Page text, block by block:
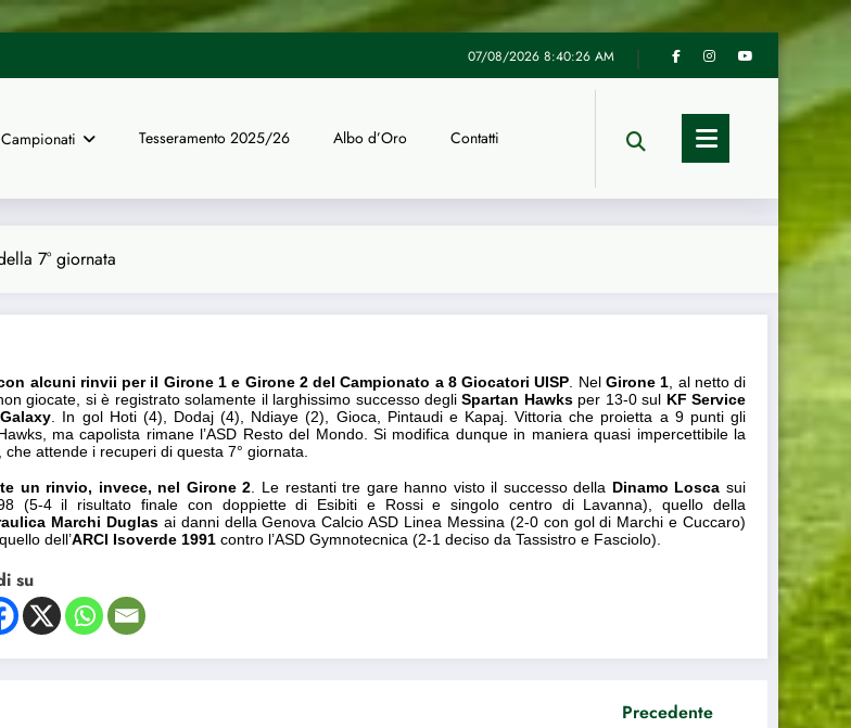
UISP Genova | Tre arbitri del nostro Comitato hanno diretto le finali nazionali a 11 di calcio
07/08/2026 8:40:27 AM
Campionati Tesseramento 2025/26 Albo d’Oro Contatti
7° giornataa 8 Giocatori, i risultati della 7° giornata
alcuni rinvii per il Girone 1 e Girone 2 del Campionato a 8 Giocatori UISP . Nel Girone 1 , al netto di
giocate, si è registrato solamente il larghissimo successo degliSpartan Hawksper 13-0 sul KF Service
. In gol Hoti (4), Dodaj (4), Ndiaye (2), Gioca, Pintaudi e Kapaj. Vittoria che proietta a 9 punti gli
ma capolista rimane l’ASD Resto del Mondo. Si modifica dunque in maniera quasi impercettibile la
che attende i recuperi di questa 7° giornata.
un rinvio, invece, nel Girone 2 . Le restanti tre gare hanno visto il successo della Dinamo Loscasui
(5-4 il risultato finale con doppiette di Esibiti e Rossi e singolo centro di Lavanna), quello della
Marchi Duglas ai danni della Genova Calcio ASD Linea Messina (2-0 con gol di Marchi e Cuccaro)
dell’ARCI Isoverde 1991 contro l’ASD Gymnotecnica (2-1 deciso da Tassistro e Fasciolo).
su
Precedente